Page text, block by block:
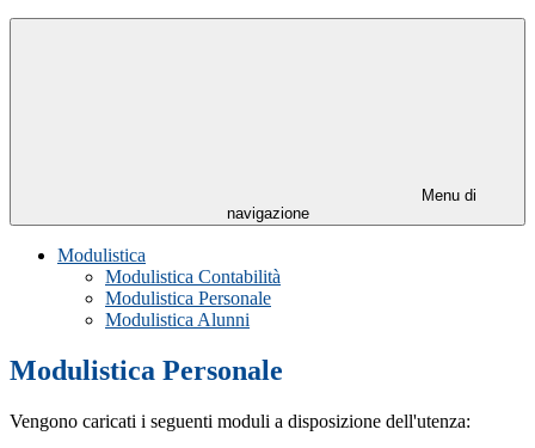
Menu di
navigazione
Modulistica
Modulistica Contabilità
Modulistica Personale
Modulistica Alunni
Modulistica Personale
Vengono caricati i seguenti moduli a disposizione dell'utenza: